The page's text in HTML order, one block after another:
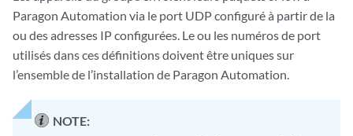
Paragon Automation via le port UDP configuré à partir de la
ou des adresses IP configurées. Le ou les numéros de port
utilisés dans ces définitions doivent être uniques sur
l’ensemble de l’installation de Paragon Automation.
NOTE: